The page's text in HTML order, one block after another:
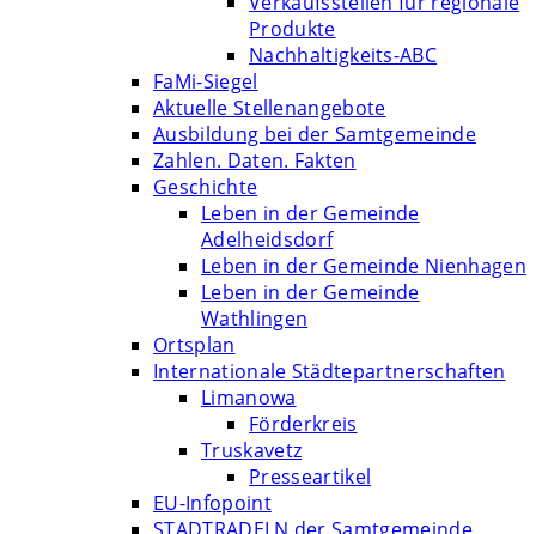
Produkte
Nachhaltigkeits-ABC
FaMi-Siegel
Aktuelle Stellenangebote
Ausbildung bei der Samtgemeinde
Zahlen. Daten. Fakten
Geschichte
Leben in der Gemeinde
Adelheidsdorf
Leben in der Gemeinde Nienhagen
Leben in der Gemeinde
Wathlingen
Ortsplan
Internationale Städtepartnerschaften
Limanowa
Förderkreis
Truskavetz
Presseartikel
EU-Infopoint